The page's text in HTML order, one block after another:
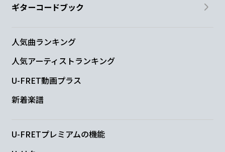
ギターコードブック
人気曲ランキング
人気アーティストランキング
U-FRET動画プラス
新着楽譜
U-FRETプレミアムの機能